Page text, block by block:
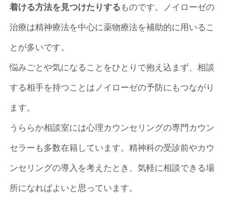
着ける方法を見つけたりする ものです。ノイローゼの
治療は精神療法を中心に薬物療法を補助的に用いるこ
とが多いです。
悩みごとや気になることをひとりで抱え込まず、相談
する相手を持つことはノイローゼの予防にもつながり
ます。
うららか相談室には心理カウンセリングの専門カウン
セラーも多数在籍しています。精神科の受診前やカウ
ンセリングの導入を考えたとき、気軽に相談できる場
所になればよいと思っています。